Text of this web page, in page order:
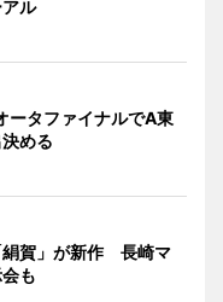
ル
ータファイナルでA東
める
絹賀」が新作 長崎マ
も